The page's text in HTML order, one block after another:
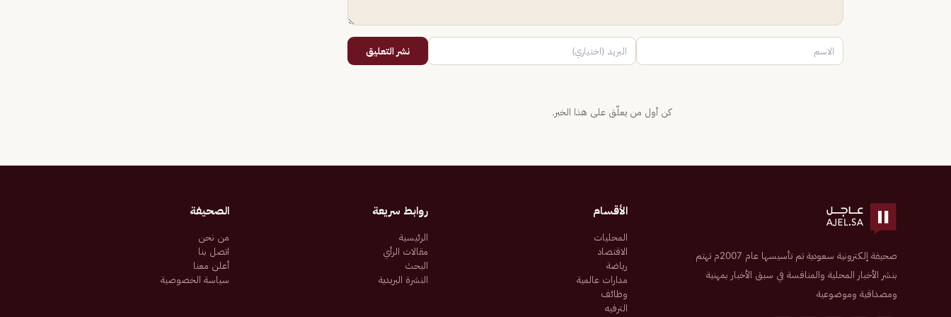
نشر التعليق
كن أول من يعلّق على هذا الخبر.
صحيفة إلكترونية سعودية تم تأسيسها عام 2007م تهتم
بنشر الأخبار المحلية والمنافسة في سبق الأخبار بمهنية
ومصداقية وموضوعية
الأقسام
المحليات
الاقتصاد
رياضة
مدارات عالمية
وظائف
الترفيه
روابط سريعة
الرئيسية
مقالات الرأي
البحث
النشرة البريدية
الصحيفة
من نحن
اتصل بنا
أعلن معنا
سياسة الخصوصية